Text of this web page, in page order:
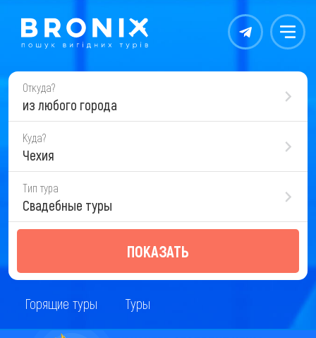
Контакты Меню
Откуда?
из любого города
Куда?
Чехия
Тип тура
Свадебные туры
ПОКАЗАТЬ
Горящие туры Туры